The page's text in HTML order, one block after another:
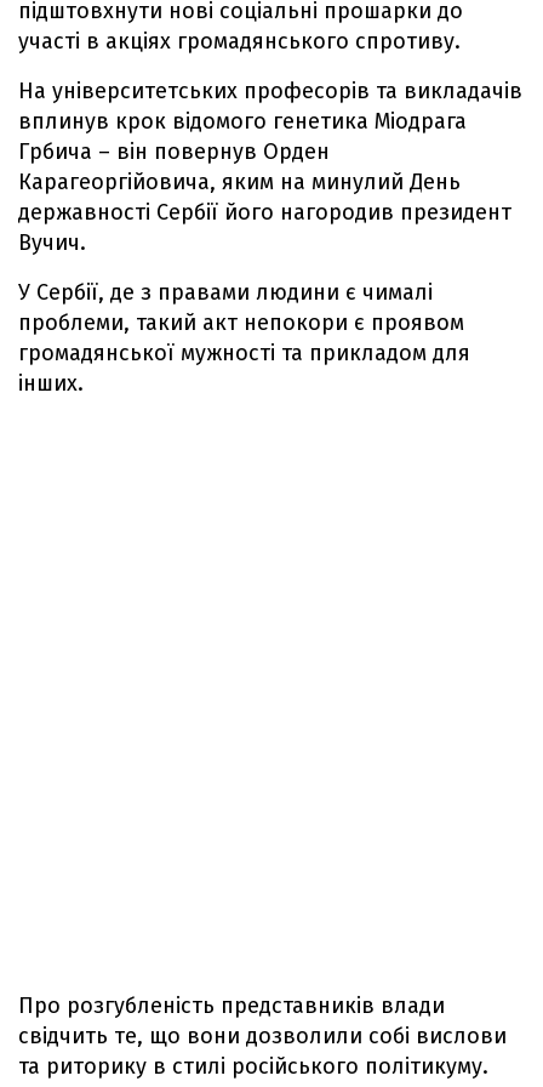
підштовхнути нові соціальні прошарки до
участі в акціях громадянського спротиву.
На університетських професорів та викладачів
вплинув крок відомого генетика Міодрага
Грбича – він повернув Орден
Карагеоргійовича, яким на минулий День
державності Сербії його нагородив президент
Вучич.
У Сербії, де з правами людини є чималі
проблеми, такий акт непокори є проявом
громадянської мужності та прикладом для
інших.
Про розгубленість представників влади
свідчить те, що вони дозволили собі вислови
та риторику в стилі російського політикуму.